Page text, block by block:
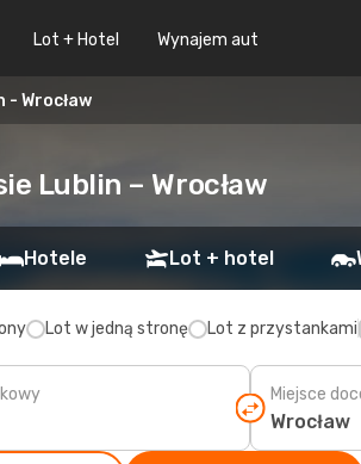
Lot + Hotel Wynajem aut
- Wrocław
Lublin – Wrocław
Hotele Lot + hotel
Lot w jedną stronę Lot z przystankami
Miejsce